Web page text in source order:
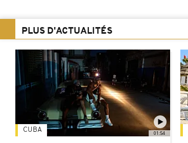
PLUS D'ACTUALITÉS
01:54
CUBA